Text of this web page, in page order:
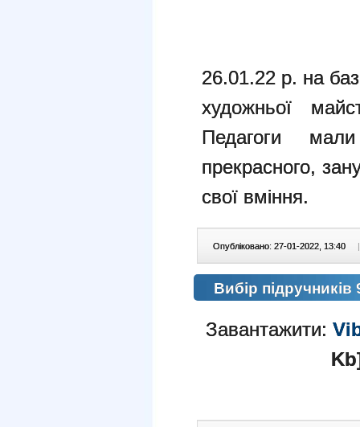
26.01.22 р. на
художньої
Педагоги
прекрасного,
свої вміння.
Опубліковано: 27-01-2022, 13:40 |
Вибір
Завантажити: